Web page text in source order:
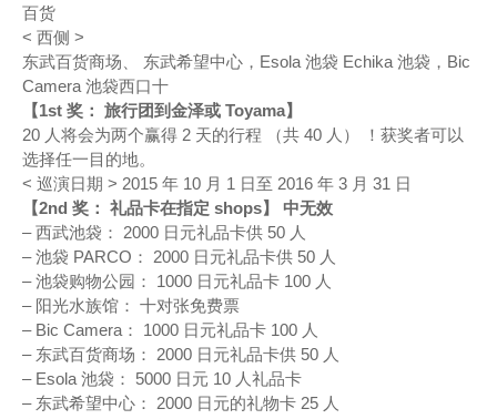
百货
< 西侧 >
东武百货商场 东武希望中心 ， Esola 池袋 Echika 池袋 ， Bic
Camera 池袋西口十
【1st 奖 ： 旅行团到金泽或 Toyama】
20 人 将会为两个赢得 2 天的行程 （共 40 人 ） ！ 获奖者可以
选择任一目的地。
< 巡演日期 > 2015 年 10 月 1 日至 2016 年 3 月 31 日
【2nd 奖 ： 礼品卡在指定 shops】 中无效
–西武池袋 ： 2000 日元礼品卡供 50 人
– 池袋 PARCO ： 2000 日元礼品卡供 50 人
– 池袋购物公园 ： 1000 日元礼品卡 100 人
– 阳光水族馆 ： 十对张免费票
– Bic Camera ： 1000 日元礼品卡 100 人
– 东武百货商场 ： 2000 日元礼品卡供 50 人
– Esola 池袋 ： 5000 日元 10 人 礼品卡
–东武希望中心 ： 2000 日元的礼物卡 25 人